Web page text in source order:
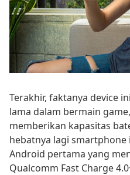
Terakhir, faktanya device
lama dalam bermain
memberikan kapasitas
hebatnya lagi
Android pertama yang
Qualcomm Fast Charge